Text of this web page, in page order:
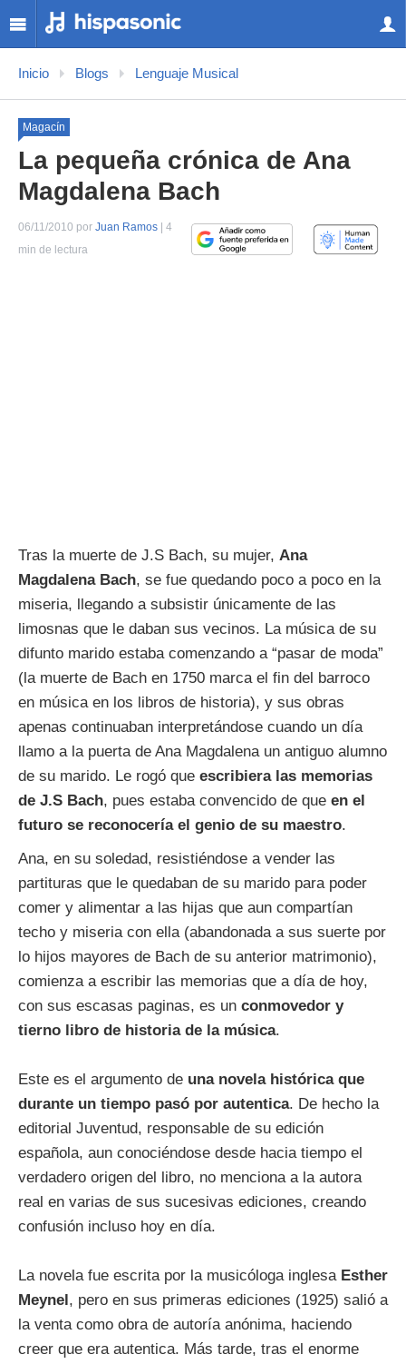
Inicio Blogs Lenguaje Musical
Magacín
La pequeña crónica de Ana
Magdalena Bach
06/11/2010 por Juan Ramos | 4
min de lectura
Tras la muerte de J.S Bach, su mujer, Ana
Magdalena Bach, se fue quedando poco a poco en la
miseria, llegando a subsistir únicamente de las
limosnas que le daban sus vecinos. La música de su
difunto marido estaba comenzando a “pasar de moda”
(la muerte de Bach en 1750 marca el fin del barroco
en música en los libros de historia), y sus obras
apenas continuaban interpretándose cuando un día
llamo a la puerta de Ana Magdalena un antiguo alumno
de su marido. Le rogó que escribiera las memorias
de J.S Bach, pues estaba convencido de que en el
futuro se reconocería el genio de su maestro.
Ana, en su soledad, resistiéndose a vender las
partituras que le quedaban de su marido para poder
comer y alimentar a las hijas que aun compartían
techo y miseria con ella (abandonada a sus suerte por
lo hijos mayores de Bach de su anterior matrimonio),
comienza a escribir las memorias que a día de hoy,
con sus escasas paginas, es un conmovedor y
tierno libro de historia de la música.
Este es el argumento de una novela histórica que
durante un tiempo pasó por autentica. De hecho la
editorial Juventud, responsable de su edición
española, aun conociéndose desde hacia tiempo el
verdadero origen del libro, no menciona a la autora
real en varias de sus sucesivas ediciones, creando
confusión incluso hoy en día.
La novela fue escrita por la musicóloga inglesa Esther
Meynel, pero en sus primeras ediciones (1925) salió a
la venta como obra de autoría anónima, haciendo
creer que era autentica. Más tarde, tras el enorme